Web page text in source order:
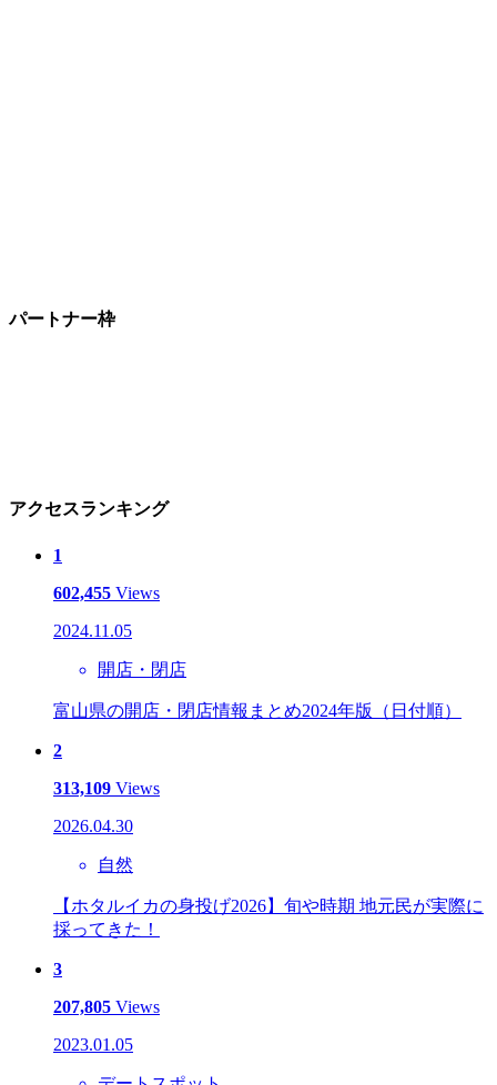
パートナー枠
アクセスランキング
1
602,455 Views
2024.11.05
開店・閉店
富山県の開店・閉店情報まとめ2024年版（日付順）
2
313,109 Views
2026.04.30
自然
【ホタルイカの身投げ2026】旬や時期 地元民が実際に
採ってきた！
3
207,805 Views
2023.01.05